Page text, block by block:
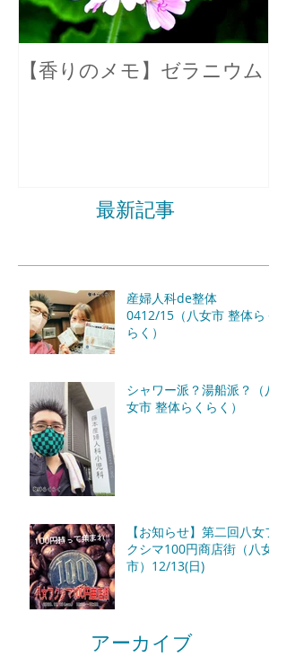
【香りのメモ】ゼラニウム
最新記事
産婦人科de整体
0412/15（八女市 整体らく
らく）
シャワー派？湯船派？（八
女市 整体らくらく）
【お知らせ】第二回八女フ
クシマ100円商店街（八女
市）12/13(日)
アーカイブ